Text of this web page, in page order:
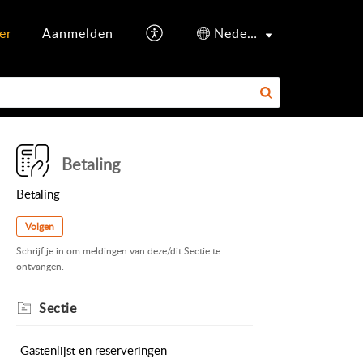
Aanmelden Nederlands
Betaling
Betaling
Volgen
Schrijf je in om meldingen van deze/dit Sectie te
ontvangen.
Sectie
Gastenlijst en reserveringen